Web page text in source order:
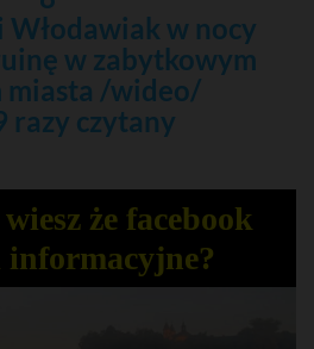
w nocy
w zabytkowym
miasta /wideo/
razy czytany
że facebook